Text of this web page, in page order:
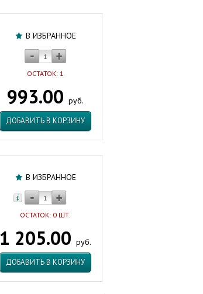
В ИЗБРАННОЕ
ОСТАТОК: 1
993.00 руб.
ДОБАВИТЬ В КОРЗИНУ
В ИЗБРАННОЕ
ОСТАТОК: 0 ШТ.
1 205.00 руб.
ДОБАВИТЬ В КОРЗИНУ